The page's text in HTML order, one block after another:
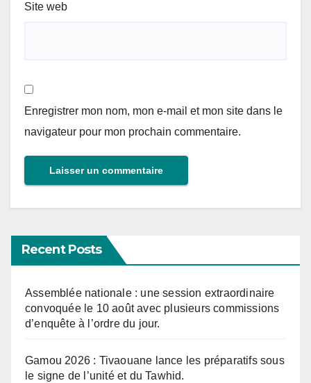
Site web
Enregistrer mon nom, mon e-mail et mon site dans le
navigateur pour mon prochain commentaire.
Recent Posts
Assemblée nationale : une session extraordinaire
convoquée le 10 août avec plusieurs commissions
d’enquête à l’ordre du jour.
Gamou 2026 : Tivaouane lance les préparatifs sous
le signe de l’unité et du Tawhid.